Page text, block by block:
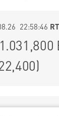
22:58:46 RT
1.031,800
)